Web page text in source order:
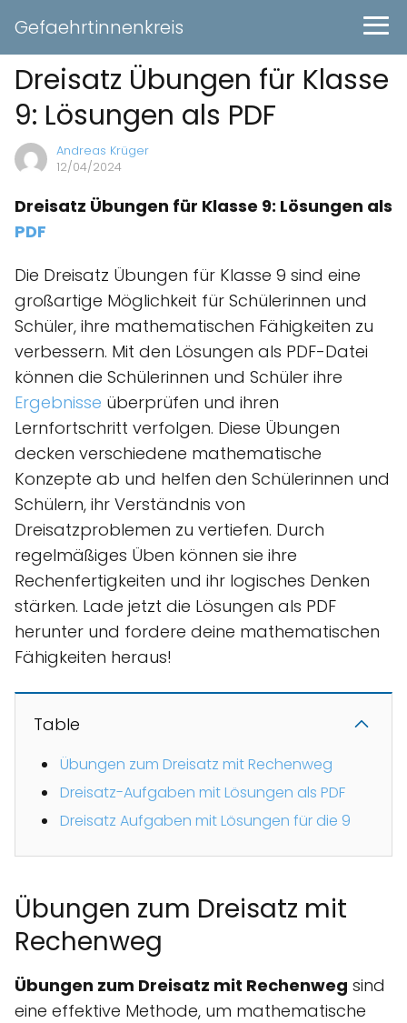
Gefaehrtinnenkreis
Dreisatz Übungen für Klasse
9: Lösungen als PDF
Andreas Krüger
12/04/2024
Dreisatz Übungen für Klasse 9: Lösungen als
PDF
Die Dreisatz Übungen für Klasse 9 sind eine
großartige Möglichkeit für Schülerinnen und
Schüler, ihre mathematischen Fähigkeiten zu
verbessern. Mit den Lösungen als PDF-Datei
können die Schülerinnen und Schüler ihre
Ergebnisse überprüfen und ihren
Lernfortschritt verfolgen. Diese Übungen
decken verschiedene mathematische
Konzepte ab und helfen den Schülerinnen und
Schülern, ihr Verständnis von
Dreisatzproblemen zu vertiefen. Durch
regelmäßiges Üben können sie ihre
Rechenfertigkeiten und ihr logisches Denken
stärken. Lade jetzt die Lösungen als PDF
herunter und fordere deine mathematischen
Fähigkeiten heraus!
Table
Übungen zum Dreisatz mit Rechenweg
Dreisatz-Aufgaben mit Lösungen als PDF
Dreisatz Aufgaben mit Lösungen für die 9
Übungen zum Dreisatz mit
Rechenweg
Übungen zum Dreisatz mit Rechenweg sind
eine effektive Methode, um mathematische